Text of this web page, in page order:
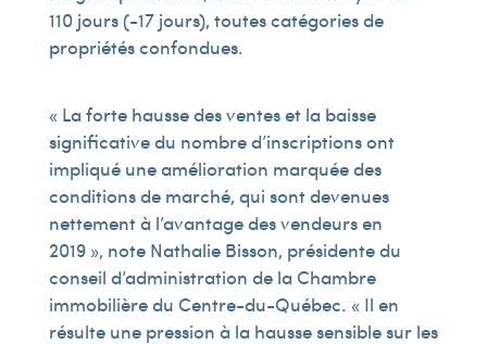
110 jours (-17 jours), toutes catégories de
propriétés confondues.
« La forte hausse des ventes et la baisse
significative du nombre d’inscriptions ont
impliqué une amélioration marquée des
conditions de marché, qui sont devenues
nettement à l’avantage des vendeurs en
2019 », note Nathalie Bisson, présidente du
conseil d’administration de la Chambre
immobilière du Centre-du-Québec. « Il en
résulte une pression à la hausse sensible sur les